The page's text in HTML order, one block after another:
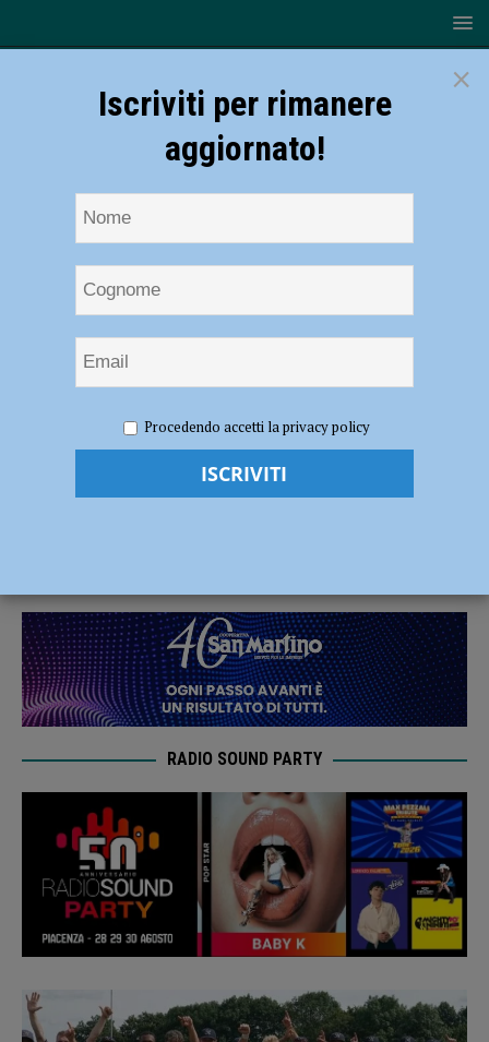
Baseball – Domenica tre partite per il “Memorial De Benedetti”
Piacenza Baseball – Domenica tre partite
RADIO SOUND PARTY
×
Iscriviti per rimanere
aggiornato!
Procedendo accetti la privacy policy